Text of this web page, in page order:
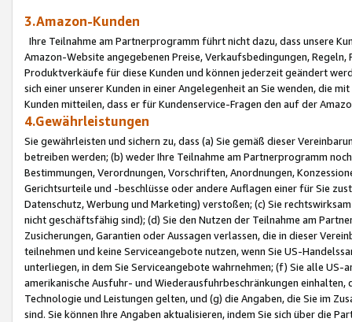
3.Amazon-Kunden
Ihre Teilnahme am Partnerprogramm führt nicht dazu, dass unsere
Amazon-Website angegebenen Preise, Verkaufsbedingungen,
Produktverkäufe für diese Kunden und können jederzeit geändert
sich einer unserer Kunden in einer Angelegenheit an Sie wenden, die
Kunden mitteilen, dass er für Kundenservice-Fragen den auf der
4.Gewährleistungen
Sie gewährleisten und sichern zu, dass (a) Sie gemäß dieser
betreiben werden; (b) weder Ihre Teilnahme am Partnerprogramm
Bestimmungen, Verordnungen, Vorschriften, Anordnungen,
Gerichtsurteile und -beschlüsse oder andere Auflagen einer für Sie
Datenschutz, Werbung und Marketing) verstoßen; (c) Sie
nicht geschäftsfähig sind); (d) Sie den Nutzen der Teilnahme am
Zusicherungen, Garantien oder Aussagen verlassen, die in dieser
teilnehmen und keine Serviceangebote nutzen, wenn Sie US-
unterliegen, in dem Sie Serviceangebote wahrnehmen; (f) Sie alle
amerikanische Ausfuhr- und Wiederausfuhrbeschränkungen
Technologie und Leistungen gelten, und (g) die Angaben, die Sie im
sind. Sie können Ihre Angaben aktualisieren, indem Sie sich über die